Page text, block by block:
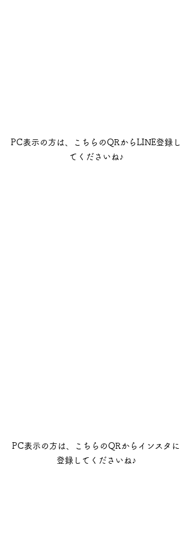
PC表示の方は、こちらのQRからLINE登録し
てくださいね♪
PC表示の方は、こちらのQRからインスタに
登録してくださいね♪